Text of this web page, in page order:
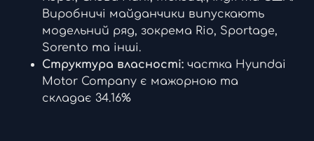
Виробничі майданчики випускають
модельний ряд, зокрема Rio, Sportage,
Sorento та інші.
Структура власності: частка Hyundai
Motor Company є мажорною та
складає 34.16%